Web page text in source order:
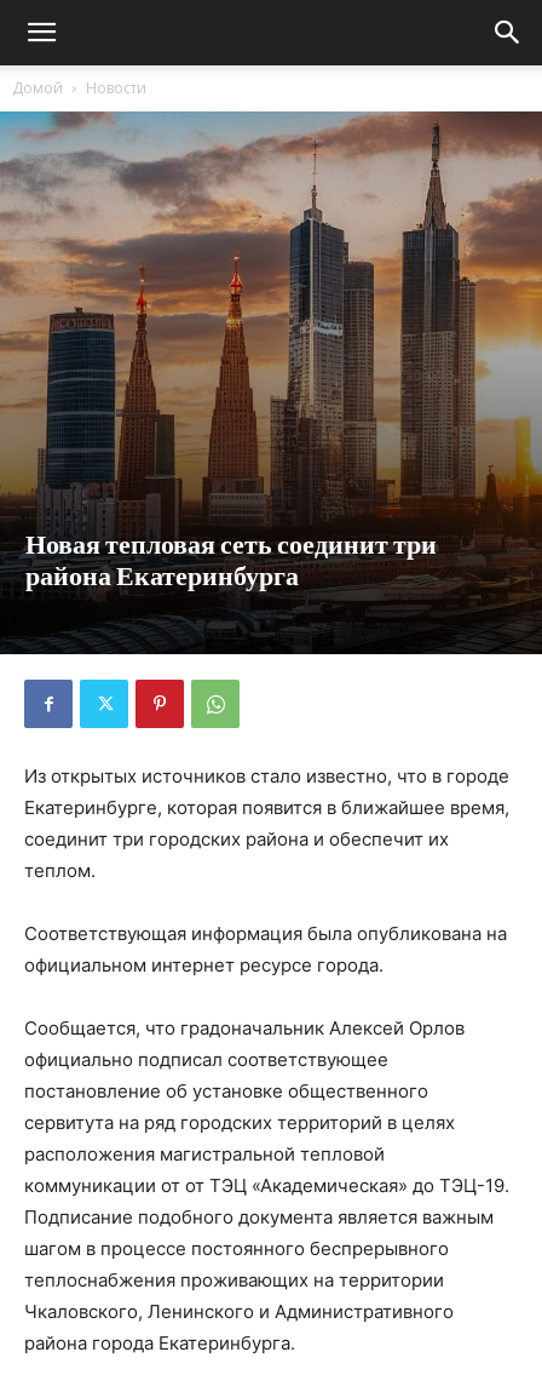
Домой Новости
Новая тепловая сеть соединит три
района Екатеринбурга
Из открытых источников стало известно, что в городе
Екатеринбурге, которая появится в ближайшее время,
соединит три городских района и обеспечит их
теплом.
Соответствующая информация была опубликована на
официальном интернет ресурсе города.
Сообщается, что градоначальник Алексей Орлов
официально подписал соответствующее
постановление об установке общественного
сервитута на ряд городских территорий в целях
расположения магистральной тепловой
коммуникации от от ТЭЦ «Академическая» до ТЭЦ-19.
Подписание подобного документа является важным
шагом в процессе постоянного беспрерывного
теплоснабжения проживающих на территории
Чкаловского, Ленинского и Административного
района города Екатеринбурга.